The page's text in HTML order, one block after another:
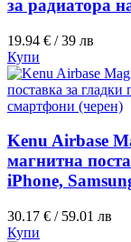
за радиатора
19.94 € / 39 лв
Купи
Kenu Airbase
магнитна
iPhone,
30.17 € / 59.01 лв
Купи